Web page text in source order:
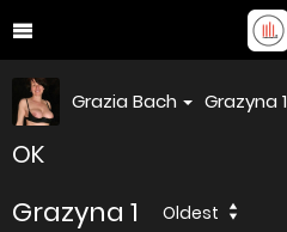
Grazia Bach Grazyna 1
OK
Grazyna 1 Oldest